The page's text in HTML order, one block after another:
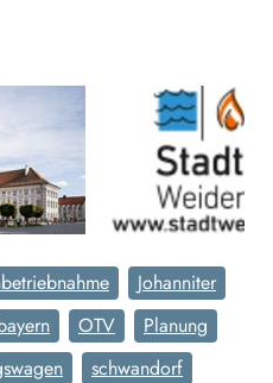
Johanniter
OTV
Planung
schwandorf